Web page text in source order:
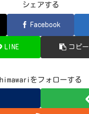
シェアする
Facebook
LINE コピー
himawariをフォローする